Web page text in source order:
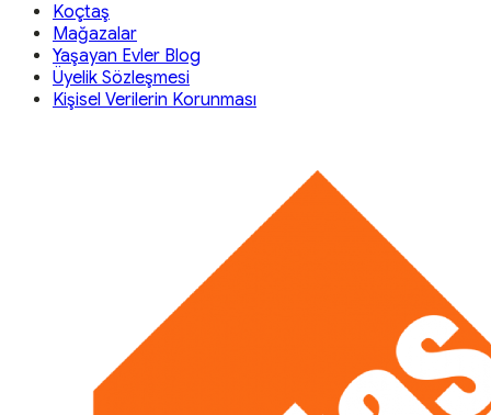
Koçtaş
Mağazalar
Yaşayan Evler Blog
Üyelik Sözleşmesi
Kişisel Verilerin Korunması